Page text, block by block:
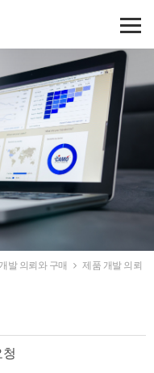
발 의뢰와 구매 제품 개발 의뢰
청